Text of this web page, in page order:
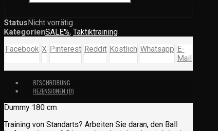
StatusNicht vorrätig
KategorienSALE%, Taktiktraining
Facebook X Pinterest Reddit Köstlich Whatsapp E-
Mail
BESCHREIBUNG
REZENSIONEN (0)
Dummy 180 cm
Training von Standarts? Arbeiten Sie daran, den Ball